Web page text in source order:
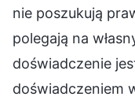
nie poszukują
polegają na
doświadczenie
doświadczeniem